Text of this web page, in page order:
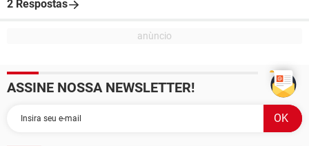
2 Respostas
ASSINE NOSSA NEWSLETTER!